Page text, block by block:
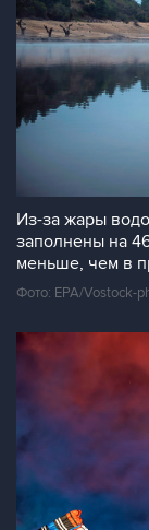
Из-за жары
заполнены на
меньше, чем в
Фото: EPA/Vostock-